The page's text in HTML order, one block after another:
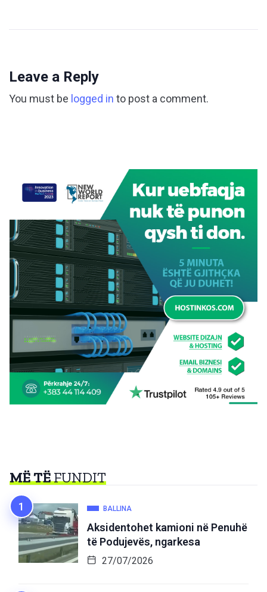
Leave a Reply
You must be logged in to post a comment.
MË TËFUNDIT
BALLINA
Aksidentohet kamioni në Penuhë
të Podujevës, ngarkesa
27/07/2026